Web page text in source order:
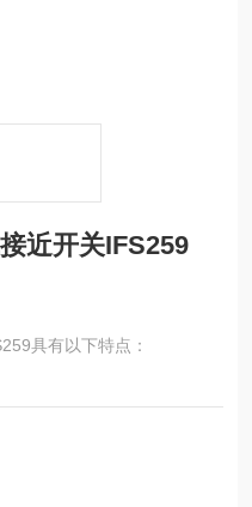
近开关IFS259
具有以下特点：
DC，能适配多种直流电源。
可方便地与各类控制器连